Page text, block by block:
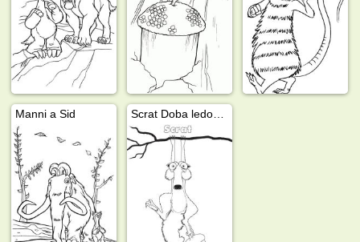
Manni a Sid